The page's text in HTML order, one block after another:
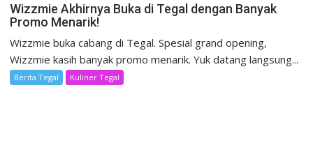
Wizzmie Akhirnya Buka di Tegal dengan Banyak
Promo Menarik!
Wizzmie buka cabang di Tegal. Spesial grand opening,
Wizzmie kasih banyak promo menarik. Yuk datang langsung...
Berita Tegal Kuliner Tegal